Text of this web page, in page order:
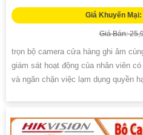
Giá Khuyến Mại:
Giá Bán:
trọn bộ camera cửa hàng ghi âm
giám sát hoạt động của nhân viên
và ngăn chặn việc lạm dụng quyền